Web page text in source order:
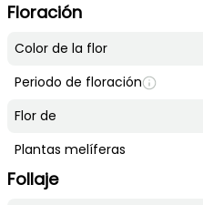
Floración
Color de la flor
Periodo de floración
Flor de
Plantas melíferas
Follaje